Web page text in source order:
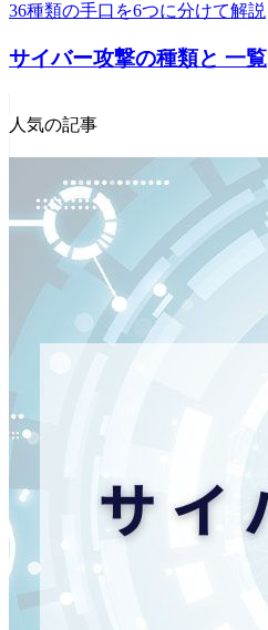
36種類の手口を6つに分けて解説
サイバー攻撃の種類と 一覧
人気の記事